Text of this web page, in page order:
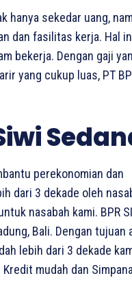
hanya sekedar uang,
dan fasilitas kerja. Hal
bekerja. Dengan gaji
yang cukup luas, PT
perekonomian dan
dari 3 dekade oleh
nasabah kami. BPR
Bali. Dengan tujuan
lebih dari 3 dekade
mudah dan